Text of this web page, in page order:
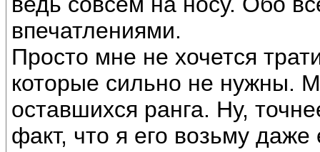
впечатлениями.
Просто мне не хочется
которые сильно не нужны.
оставшихся ранга. Ну,
факт, что я его возьму